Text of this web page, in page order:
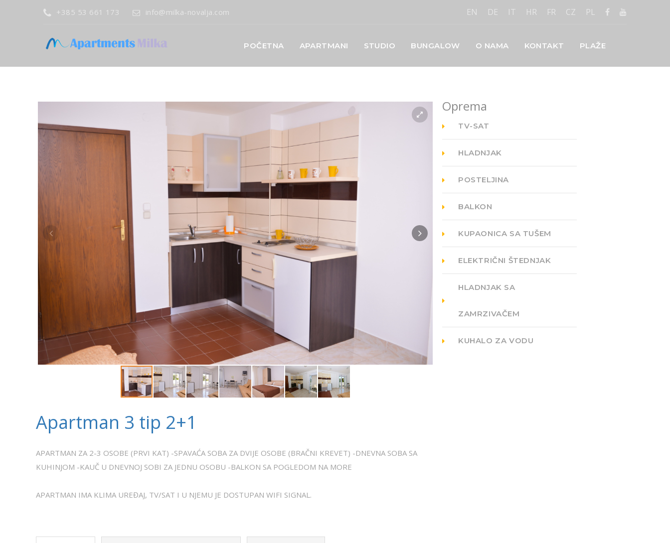
+385 53 661 173 info@milka-novalja.com EN DE IT HR FR CZ PL
POČETNA APARTMANI STUDIO BUNGALOW O NAMA KONTAKT PLAŽE
Apartman 3 tip 2+1
APARTMAN ZA 2-3 OSOBE (PRVI KAT) -SPAVAĆA SOBA ZA DVIJE OSOBE (BRAČNI KREVET) -DNEVNA SOBA SA
KUHINJOM -KAUČ U DNEVNOJ SOBI ZA JEDNU OSOBU -BALKON SA POGLEDOM NA MORE
APARTMAN IMA KLIMA UREĐAJ, TV/SAT I U NJEMU JE DOSTUPAN WIFI SIGNAL.
Oprema
TV-SAT
HLADNJAK
POSTELJINA
BALKON
KUPAONICA SA TUŠEM
ELEKTRIČNI ŠTEDNJAK
HLADNJAK SA
ZAMRZIVAČEM
KUHALO ZA VODU